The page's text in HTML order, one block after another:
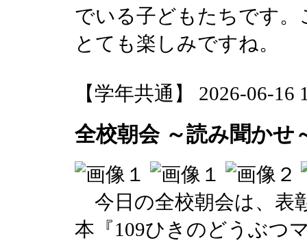
でいる子どもたちです
とても楽しみですね。
【学年共通】 2026-06-16
全校朝会 ～読み聞かせ
今日の全校朝会は、表
本『109ひきのどうぶつ